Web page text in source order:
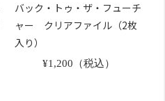
バック・トゥ・ザ・フューチ
ャー クリアファイル（2枚
入り）
¥1,200（税込）